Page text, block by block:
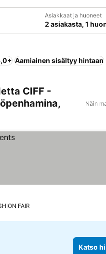
Asiakkaat ja huoneet
2 asiakasta, 1
FAIR
Aamiainen sisältyy hintaan
CIFF -
Näin
FAIR
Katso